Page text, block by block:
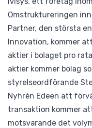
Omstruktureringen
Partner, den största
Innovation, kommer
aktier i bolaget pro
aktier kommer bolag
styrelseordförande
Nyhrén Edeen att
transaktion kommer
motsvarande det